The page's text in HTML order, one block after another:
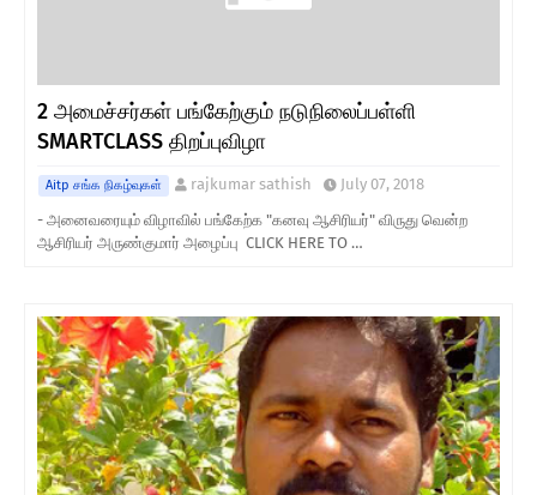
2 அமைச்சர்கள் பங்கேற்கும் நடுநிலைப்பள்ளி
SMARTCLASS திறப்புவிழா
Aitp சங்க நிகழ்வுகள் rajkumar sathish
July 07, 2018
- அனைவரையும் விழாவில் பங்கேற்க "கனவு ஆசிரியர்" விருது வென்ற
ஆசிரியர் அருண்குமார் அழைப்பு CLICK HERE TO …